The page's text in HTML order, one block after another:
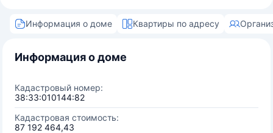
Информация о доме Квартиры по адресу
Информация о доме
Кадастровый номер:
38:33:010144:82
Кадастровая стоимость:
87 192 464,43